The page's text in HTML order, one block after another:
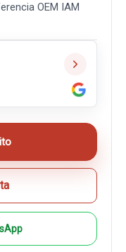
OEM IAM